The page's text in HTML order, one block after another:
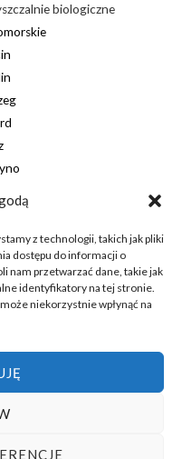
z technologii, takich jak pliki
dostępu do informacji o
nam przetwarzać dane, takie jak
identyfikatory na tej stronie.
niekorzystnie wpłynąć na
biologiczne